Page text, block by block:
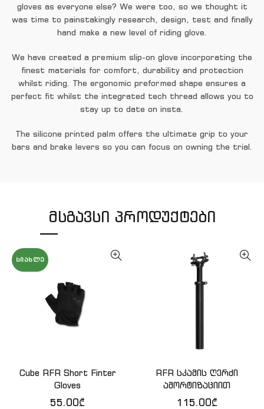
gloves as everyone else? We were too, so we thought it
was time to painstakingly research, design, test and finally
hand make a new level of riding glove.
We have created a premium slip-on glove incorporating the
finest materials for comfort, durability and protection
whilst riding. The ergonomic preformed shape ensures a
perfect fit whilst the integrated tech thread allows you to
stay up to date on insta.
The silicone printed palm offers the ultimate grip to your
bars and brake levers so you can focus on owning the trial.
ᲛᲡᲒᲐᲕᲡᲘ ᲞᲠᲝᲓᲣᲥᲢᲔᲑᲘ
ᲡᲘᲐᲮᲚᲔ
QUICK SHOP
Cube RFR Short Finter
Gloves
55.00₾
ᲙᲐᲚᲐᲗᲐᲨᲘ ᲓᲐᲛᲐᲢᲔᲑᲐ
RFR სკამის ღერძი
ამორტიზაციით
115.00₾